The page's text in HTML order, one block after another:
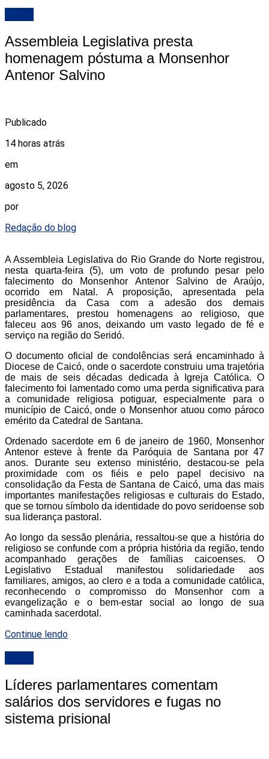
Assembleia Legislativa presta
homenagem póstuma a Monsenhor
Antenor Salvino
Publicado
14 horas atrás
em
agosto 5, 2026
por
Redação do blog
A Assembleia Legislativa do Rio Grande do Norte registrou,
nesta quarta-feira (5), um voto de profundo pesar pelo
falecimento do Monsenhor Antenor Salvino de Araújo,
ocorrido em Natal. A proposição, apresentada pela
presidência da Casa com a adesão dos demais
parlamentares, prestou homenagens ao religioso, que
faleceu aos 96 anos, deixando um vasto legado de fé e
serviço na região do Seridó.
O documento oficial de condolências será encaminhado à
Diocese de Caicó, onde o sacerdote construiu uma trajetória
de mais de seis décadas dedicada à Igreja Católica. O
falecimento foi lamentado como uma perda significativa para
a comunidade religiosa potiguar, especialmente para o
município de Caicó, onde o Monsenhor atuou como pároco
emérito da Catedral de Santana.
Ordenado sacerdote em 6 de janeiro de 1960, Monsenhor
Antenor esteve à frente da Paróquia de Santana por 47
anos. Durante seu extenso ministério, destacou-se pela
proximidade com os fiéis e pelo papel decisivo na
consolidação da Festa de Santana de Caicó, uma das mais
importantes manifestações religiosas e culturais do Estado,
que se tornou símbolo da identidade do povo seridoense sob
sua liderança pastoral.
Ao longo da sessão plenária, ressaltou-se que a história do
religioso se confunde com a própria história da região, tendo
acompanhado gerações de famílias caicoenses. O
Legislativo Estadual manifestou solidariedade aos
familiares, amigos, ao clero e a toda a comunidade católica,
reconhecendo o compromisso do Monsenhor com a
evangelização e o bem-estar social ao longo de sua
caminhada sacerdotal.
Continue lendo
Líderes parlamentares comentam
salários dos servidores e fugas no
sistema prisional